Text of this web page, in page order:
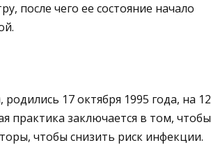
после чего ее состояние начало
17 октября 1995 года, на 12
практика заключается в том, чтобы
чтобы снизить риск инфекции.